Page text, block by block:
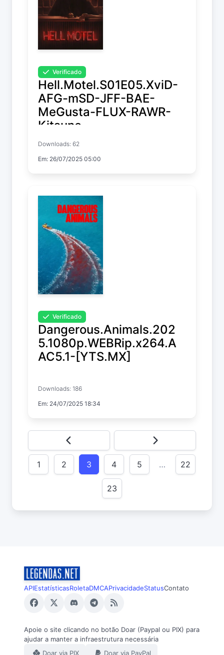
Verificado
Hell.Motel.S01E05.XviD-
AFG-mSD-JFF-BAE-
MeGusta-FLUX-RAWR-
Kitsune
Temp. 1 EP. 5
Downloads: 62
Em: 26/07/2025 05:00
Verificado
Dangerous.Animals.202
5.1080p.WEBRip.x264.A
AC5.1-[YTS.MX]
Downloads: 186
Em: 24/07/2025 18:34
1 2 3 4 5 … 22
23
APIEstatísticasRoletaDMCAPrivacidadeStatusContato
Apoie o site clicando no botão Doar (Paypal ou PIX) para
ajudar a manter a infraestrutura necessária
Doar via PIX
Doar via PayPal